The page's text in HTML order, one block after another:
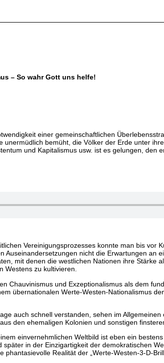
– So wahr Gott uns helfe!
einer gemeinschaftlichen
bemüht, die Völker der Erde unter
und Kapitalismus usw. ist es gelungen, den
Vereinigungsprozesses konnte man bis vor
Auseinandersetzungen nicht die Erwartungen an
mit denen die westlichen Nationen ihre Stärke
Westens zu kultivieren.
Chauvinismus und Exzeptionalismus als dem
übernationalen Werte-Westen-Nationalismus
auch schnell verstanden, sehen im
den ehemaligen Kolonien und sonstigen
einvernehmlichen Weltbild ist eben ein
in der Einzigartigkeit der demokratischen
Realität der „Werte-Westen-3-D-